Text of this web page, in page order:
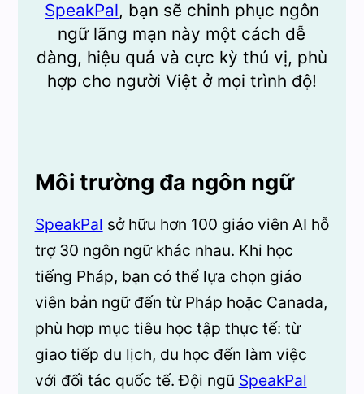
SpeakPal, bạn sẽ chinh phục ngôn
ngữ lãng mạn này một cách dễ
dàng, hiệu quả và cực kỳ thú vị, phù
hợp cho người Việt ở mọi trình độ!
Môi trường đa ngôn ngữ
SpeakPal sở hữu hơn 100 giáo viên AI hỗ
trợ 30 ngôn ngữ khác nhau. Khi học
tiếng Pháp, bạn có thể lựa chọn giáo
viên bản ngữ đến từ Pháp hoặc Canada,
phù hợp mục tiêu học tập thực tế: từ
giao tiếp du lịch, du học đến làm việc
với đối tác quốc tế. Đội ngũ SpeakPal